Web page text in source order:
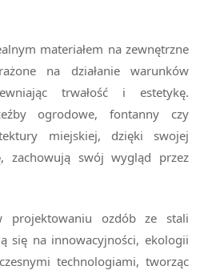
materiałem na zewnętrzne
na działanie warunków
trwałość i estetykę.
ogrodowe, fontanny czy
miejskiej, dzięki swojej
zachowują swój wygląd przez
projektowaniu ozdób ze stali
się na innowacyjności, ekologii
technologiami, tworząc